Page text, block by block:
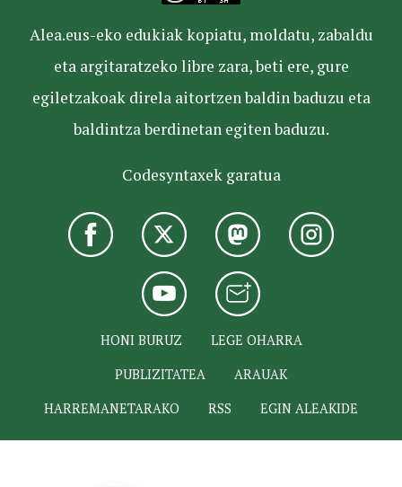
Alea.eus-eko edukiak kopiatu, moldatu, zabaldu
eta argitaratzeko libre zara, beti ere, gure
egiletzakoak direla aitortzen baldin baduzu eta
baldintza berdinetan egiten baduzu.
Codesyntaxek garatua
HONI BURUZ
LEGE OHARRA
PUBLIZITATEA
ARAUAK
HARREMANETARAKO
RSS EGIN ALEAKIDE